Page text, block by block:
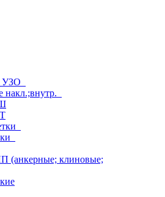
УЗО
накл.;внутр.
клиновые;